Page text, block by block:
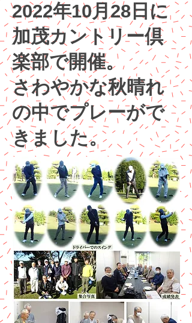
2022年10月28日に
加茂カントリー倶
楽部で開催。
さわやかな秋晴れ
の中でプレーがで
きました。